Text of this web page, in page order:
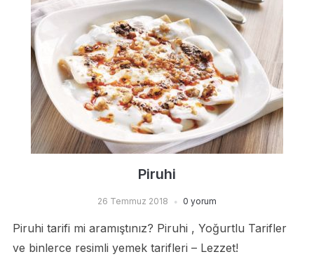
Piruhi
26 Temmuz 2018 0 yorum
Piruhi tarifi mi aramıştınız? Piruhi , Yoğurtlu Tarifler
ve binlerce resimli yemek tarifleri – Lezzet!